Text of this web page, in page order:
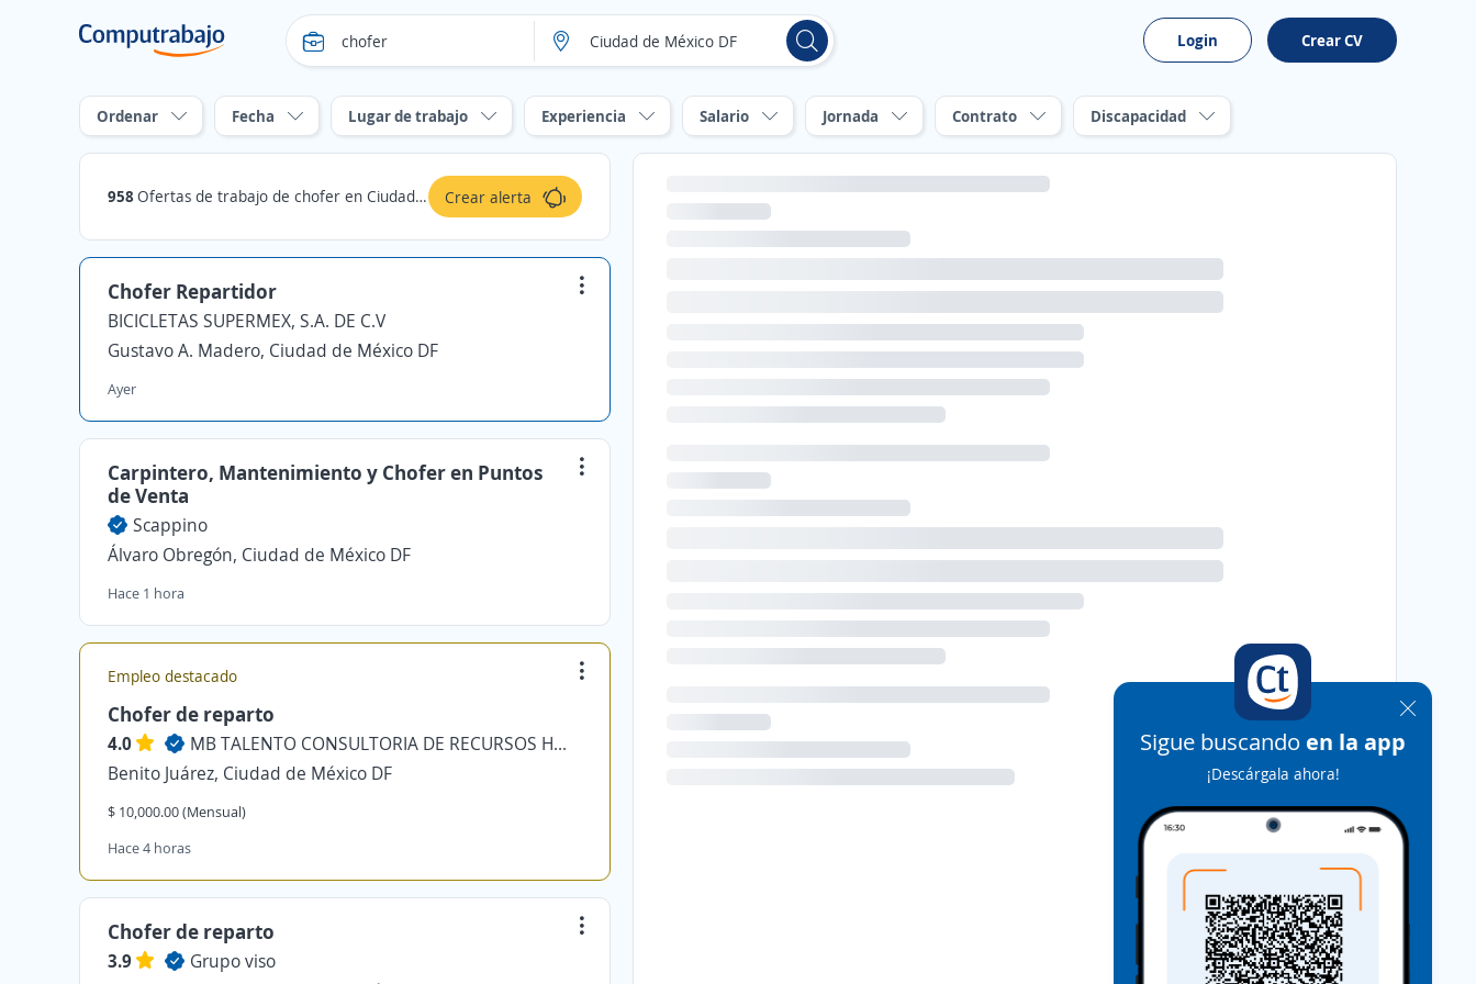
Login Crear CV
Ordenar Fecha Lugar de trabajo Experiencia Salario Jornada Contrato Discapacidad
958 Ofertas de trabajo de chofer en Ciudad de México DF Crear alerta
Chofer Repartidor
BICICLETAS SUPERMEX, S.A. DE C.V
Gustavo A. Madero, Ciudad de México DF
Ayer
Carpintero, Mantenimiento y Chofer en Puntos
de Venta
Scappino
Álvaro Obregón, Ciudad de México DF
Hace 1 hora
Empleo destacado
Chofer de reparto
4.0
MB TALENTO CONSULTORIA DE RECURSOS HUMANOS
Benito Juárez, Ciudad de México DF
$ 10,000.00 (Mensual)
Hace 4 horas
Chofer de reparto
3.9
Grupo viso
Sigue buscando en la app
¡Descárgala ahora!